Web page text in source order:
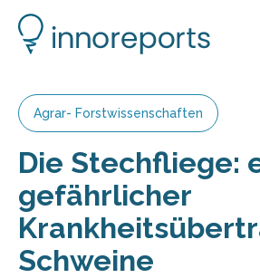
Agrar- Forstwissenschaften
Die Stechfliege:
gefährlicher
Schweine